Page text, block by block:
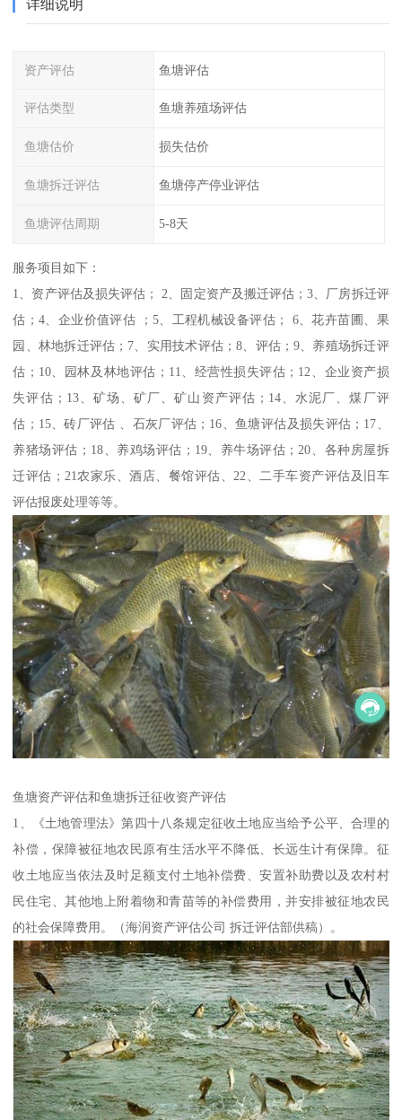
详细说明
资产评估 鱼塘评估
评估类型 鱼塘养殖场评估
鱼塘估价 损失估价
鱼塘拆迁评估 鱼塘停产停业评估
鱼塘评估周期 5-8天
服务项目如下：
1、资产评估及损失评估； 2、固定资产及搬迁评估；3、厂房拆迁评
估；4、企业价值评估 ；5、工程机械设备评估； 6、花卉苗圃、果
园、林地拆迁评估；7、实用技术评估；8、评估；9、养殖场拆迁评
估；10、园林及林地评估；11、经营性损失评估；12、企业资产损
失评估；13、矿场、矿厂、矿山资产评估；14、水泥厂、煤厂评
估；15、砖厂评估 、石灰厂评估；16、鱼塘评估及损失评估；17、
养猪场评估；18、养鸡场评估；19、养牛场评估；20、各种房屋拆
迁评估；21农家乐、酒店、餐馆评估、22、二手车资产评估及旧车
评估报废处理等等。
鱼塘资产评估和鱼塘拆迁征收资产评估
1、《土地管理法》第四十八条规定征收土地应当给予公平、合理的
补偿，保障被征地农民原有生活水平不降低、长远生计有保障。征
收土地应当依法及时足额支付土地补偿费、安置补助费以及农村村
民住宅、其他地上附着物和青苗等的补偿费用，并安排被征地农民
的社会保障费用。（海润资产评估公司 拆迁评估部供稿）。